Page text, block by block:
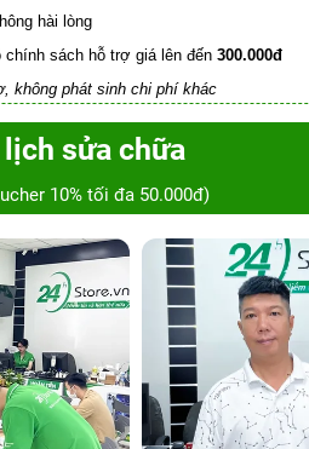
hài lòng
chính sách hỗ trợ giá lên đến 300.000đ
không phát sinh chi phí khác
sửa chữa
10% tối đa 50.000đ)